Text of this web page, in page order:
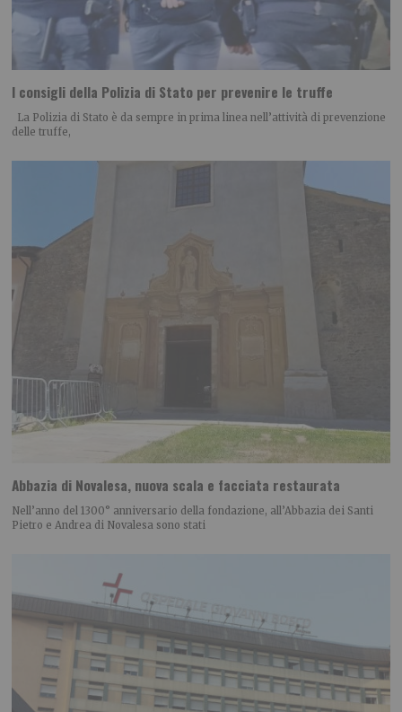
I consigli della Polizia di Stato per prevenire le truffe
La Polizia di Stato è da sempre in prima linea nell’attività di prevenzione
delle truffe,
Abbazia di Novalesa, nuova scala e facciata restaurata
Nell’anno del 1300° anniversario della fondazione, all’Abbazia dei Santi
Pietro e Andrea di Novalesa sono stati